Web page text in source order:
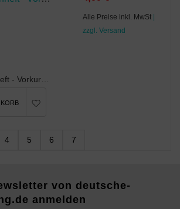
Alle Preise inkl. MwSt |
zzgl. Versand
4 5 6 7
von deutsche-
anmelden